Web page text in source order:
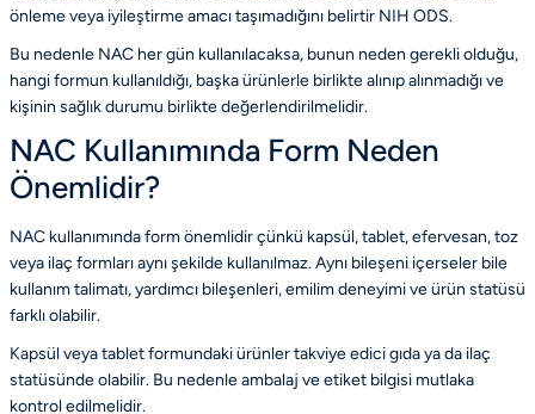
önleme veya iyileştirme amacı taşımadığını belirtir NIH ODS.
Bu nedenle NAC her gün kullanılacaksa, bunun neden gerekli olduğu,
hangi formun kullanıldığı, başka ürünlerle birlikte alınıp alınmadığı ve
kişinin sağlık durumu birlikte değerlendirilmelidir.
NAC Kullanımında Form Neden
Önemlidir?
NAC kullanımında form önemlidir çünkü kapsül, tablet, efervesan, toz
veya ilaç formları aynı şekilde kullanılmaz. Aynı bileşeni içerseler bile
kullanım talimatı, yardımcı bileşenleri, emilim deneyimi ve ürün statüsü
farklı olabilir.
Kapsül veya tablet formundaki ürünler takviye edici gıda ya da ilaç
statüsünde olabilir. Bu nedenle ambalaj ve etiket bilgisi mutlaka
kontrol edilmelidir.